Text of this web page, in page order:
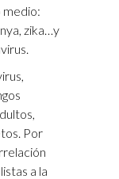
medio:
zika…y
Por
a la